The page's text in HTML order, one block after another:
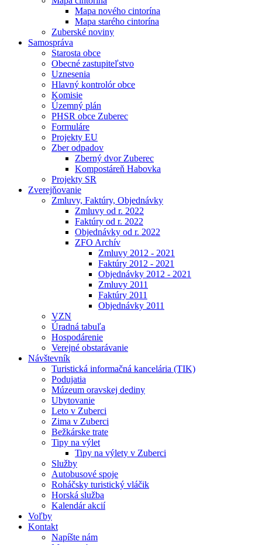
Mapa nového cintorína
Mapa starého cintorína
Zuberské noviny
Samospráva
Starosta obce
Obecné zastupiteľstvo
Uznesenia
Hlavný kontrolór obce
Komisie
Územný plán
PHSR obce Zuberec
Formuláre
Projekty EU
Zber odpadov
Zberný dvor Zuberec
Kompostáreň Habovka
Projekty SR
Zverejňovanie
Zmluvy, Faktúry, Objednávky
Zmluvy od r. 2022
Faktúry od r. 2022
Objednávky od r. 2022
ZFO Archív
Zmluvy 2012 - 2021
Faktúry 2012 - 2021
Objednávky 2012 - 2021
Zmluvy 2011
Faktúry 2011
Objednávky 2011
VZN
Úradná tabuľa
Hospodárenie
Verejné obstarávanie
Návštevník
Turistická informačná kancelária (TIK)
Podujatia
Múzeum oravskej dediny
Ubytovanie
Leto v Zuberci
Zima v Zuberci
Bežkárske trate
Tipy na výlet
Tipy na výlety v Zuberci
Služby
Autobusové spoje
Roháčsky turistický vláčik
Horská služba
Kalendár akcií
Voľby
Kontakt
Napíšte nám